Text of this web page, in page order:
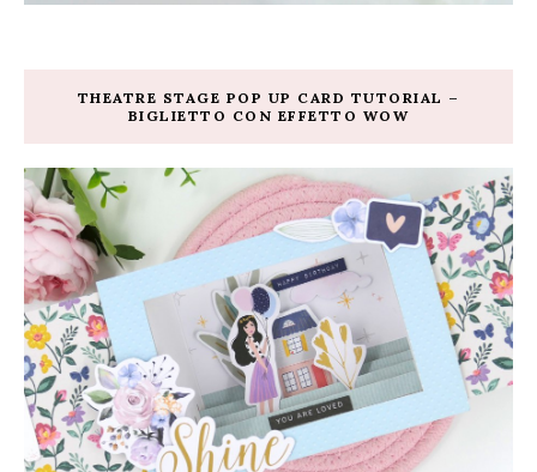
THEATRE STAGE POP UP CARD TUTORIAL –
BIGLIETTO CON EFFETTO WOW